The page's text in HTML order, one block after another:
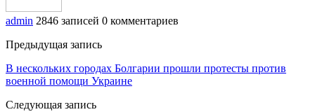
admin 2846 записей 0 комментариев
Предыдущая запись
В нескольких городах Болгарии прошли протесты против
военной помощи Украине
Следующая запись